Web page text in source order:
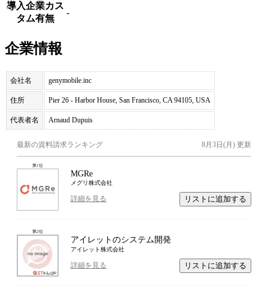
導入企業カス
タム有無
-
企業情報
会社名 genymobile.inc
住所 Pier 26 - Harbor House, San Francisco, CA 94105, USA
代表者名 Arnaud Dupuis
最新の資料請求ランキング 8月3日(月) 更新
第1位
MGRe
メグリ株式会社
詳細を見る リストに追加する
第2位
アイレットのシステム開発
アイレット株式会社
詳細を見る リストに追加する